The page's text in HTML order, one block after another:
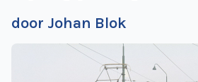
Actueel
door Johan Blok